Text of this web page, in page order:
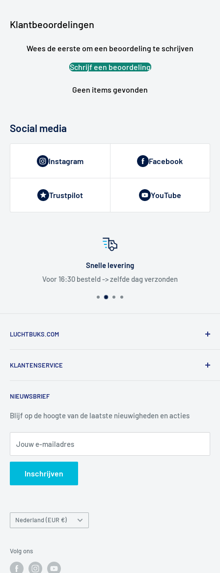
Klantbeoordelingen
Wees de eerste om een beoordeling te schrijven
Schrijf een beoordeling
Geen items gevonden
Social media
Instagram Facebook
Trustpilot YouTube
Snelle levering
Voor 16:30 besteld -> zelfde dag verzonden
LUCHTBUKS.COM
Utrechtlaan 9
Tel:+31 6 345 30 448
Mail:info@luchtbuks.com
KLANTENSERVICE
Informatie
Privacybeleid
Verzendbeleid
Search
NIEUWSBRIEF
Blijf op de hoogte van de laatste nieuwigheden en acties
Jouw e-mailadres
Inschrijven
Land/regio
Nederland (EUR €)
Volg ons